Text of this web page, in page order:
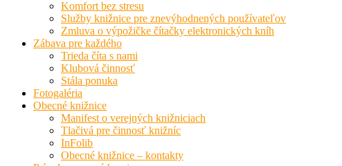
Komfort bez stresu
Služby knižnice pre znevýhodnených používateľov
Zmluva o výpožičke čítačky elektronických kníh
Zábava pre každého
Trieda číta s nami
Klubová činnosť
Stála ponuka
Fotogaléria
Obecné knižnice
Manifest o verejných knižniciach
Tlačivá pre činnosť knižníc
InFolib
Obecné knižnice – kontakty